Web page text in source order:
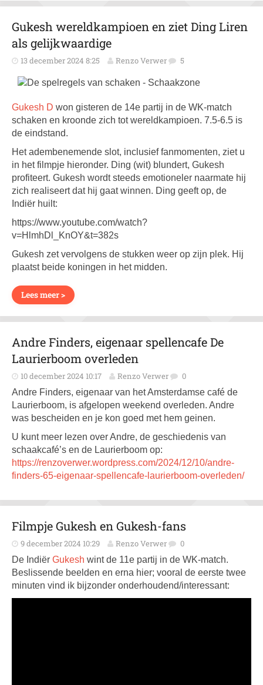
Gukesh wereldkampioen en ziet Ding Liren
als gelijkwaardige
13 december 2024 8:25 Renzo Verwer 5
Gukesh D won gisteren de 14e partij in de WK-match
schaken en kroonde zich tot wereldkampioen. 7.5-6.5 is
de eindstand.
Het adembenemende slot, inclusief fanmomenten, ziet u
in het filmpje hieronder. Ding (wit) blundert, Gukesh
profiteert. Gukesh wordt steeds emotioneler naarmate hij
zich realiseert dat hij gaat winnen. Ding geeft op, de
Indiër huilt:
https://www.youtube.com/watch?
v=HlmhDl_KnOY&t=382s
Gukesh zet vervolgens de stukken weer op zijn plek. Hij
plaatst beide koningen in het midden.
Lees meer >
Andre Finders, eigenaar spellencafe De
Laurierboom overleden
10 december 2024 10:17 Renzo Verwer 0
Andre Finders, eigenaar van het Amsterdamse café de
Laurierboom, is afgelopen weekend overleden. Andre
was bescheiden en je kon goed met hem geinen.
U kunt meer lezen over Andre, de geschiedenis van
schaakcafé’s en de Laurierboom op:
https://renzoverwer.wordpress.com/2024/12/10/andre-
finders-65-eigenaar-spellencafe-laurierboom-overleden/
Filmpje Gukesh en Gukesh-fans
9 december 2024 10:29 Renzo Verwer 0
De Indiër Gukesh wint de 11e partij in de WK-match.
Beslissende beelden en erna hier; vooral de eerste twee
minuten vind ik bijzonder onderhoudend/interessant: